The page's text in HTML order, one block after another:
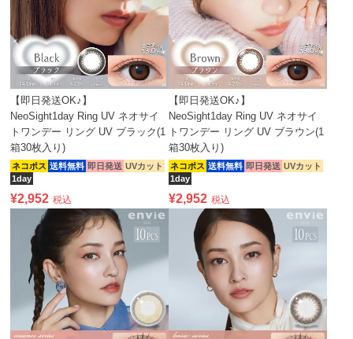
【即日発送OK♪】
NeoSight1day Ring UV ネオサイ
トワンデー リング UV ブラック(1
箱30枚入り)
ネコポス 送料無料 即日発送 UVカット
1day
¥2,952 税込
【即日発送OK♪】
NeoSight1day Ring UV ネオサイ
トワンデー リング UV ブラウン(1
箱30枚入り)
ネコポス 送料無料 即日発送 UVカット
1day
¥2,952 税込